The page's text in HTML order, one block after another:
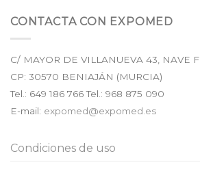
CONTACTA CON EXPOMED
C/ MAYOR DE VILLANUEVA 43, NAVE F
CP: 30570 BENIAJÁN (MURCIA)
Tel.: 649 186 766Tel.: 968 875 090
E-mail: expomed@expomed.es
Condiciones de uso